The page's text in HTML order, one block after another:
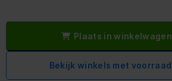
Plaats in winkelwagen
Bekijk winkels met voorraad